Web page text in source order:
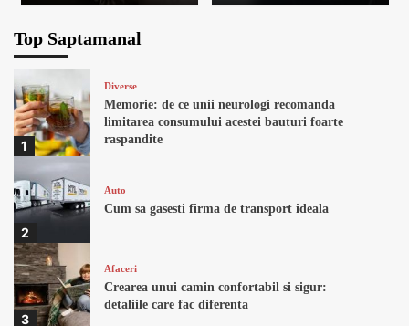
Top Saptamanal
1
Diverse
Memorie: de ce unii neurologi recomanda
limitarea consumului acestei bauturi foarte
raspandite
2
Auto
Cum sa gasesti firma de transport ideala
3
Afaceri
Crearea unui camin confortabil si sigur:
detaliile care fac diferenta